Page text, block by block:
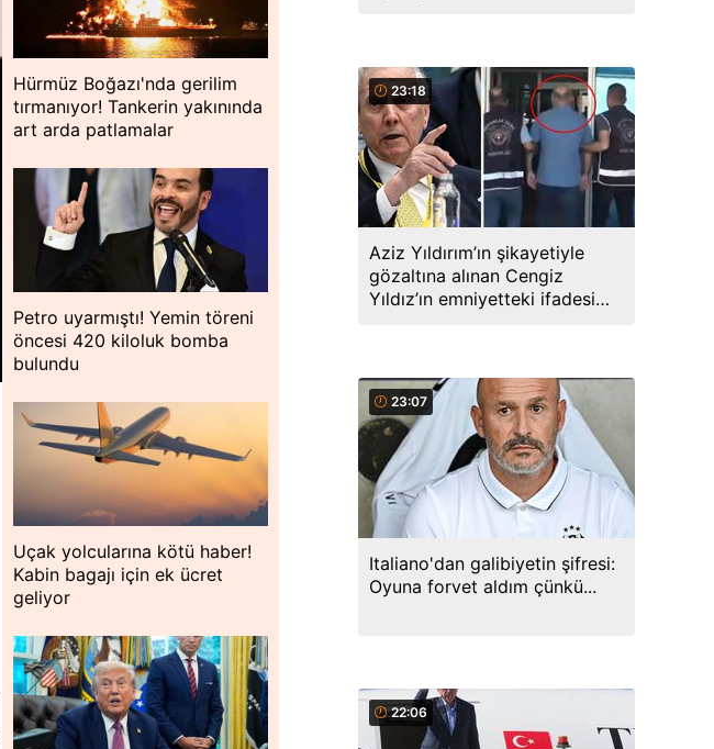
Hürmüz Boğazı'nda gerilim
tırmanıyor! Tankerin yakınında
art arda patlamalar
Petro uyarmıştı! Yemin töreni
öncesi 420 kiloluk bomba
bulundu
Uçak yolcularına kötü haber!
Kabin bagajı için ek ücret
geliyor
23:18
Aziz Yıldırım’ın şikayetiyle
gözaltına alınan Cengiz
Yıldız’ın emniyetteki ifadesi
23:07
Italiano'dan galibiyetin şifresi:
Oyuna forvet aldım çünkü...
22:06